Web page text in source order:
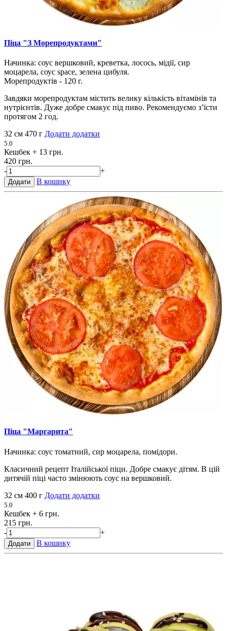
Піца "З Морепродуктами"
Начинка: соус вершковий, креветка, лосось, мідії, сир
моцарела, соус space, зелена цибуля.
Морепродуктів - 120 г.
Завдяки морепродуктам містить велику кількість вітамінів та
нутрієнтів. Дуже добре смакує під пиво. Рекомендуємо з’їсти
протягом 2 год.
32 см 470 г Додати додатки
5.0
Кешбек + 13 грн.
420 грн.
-
+
Додати В кошику
Піца "Маргарита"
Начинка: соус томатний, сир моцарела, помідори.
Класичний рецепт Італійської піци. Добре смакує дітям. В цій
дитячій піці часто змінюють соус на вершковий.
32 см 400 г Додати додатки
5.0
Кешбек + 6 грн.
215 грн.
-
+
Додати В кошику